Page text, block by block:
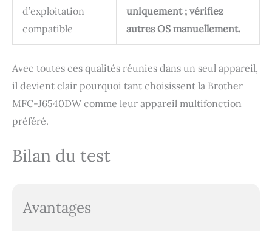
d’exploitation
compatible
uniquement ; vérifiez
autres OS manuellement.
Avec toutes ces qualités réunies dans un seul appareil,
il devient clair pourquoi tant choisissent la Brother
MFC-J6540DW comme leur appareil multifonction
préféré.
Bilan du test
Avantages